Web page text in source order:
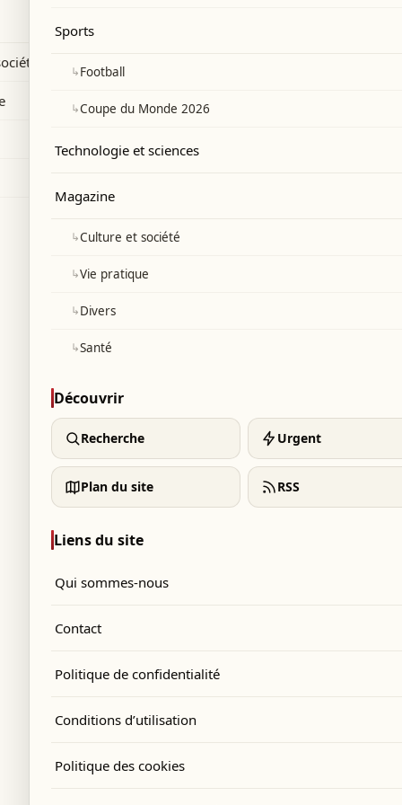
Messi lors du Mondial 2026.
Sports
↳Football
↳Coupe du Monde 2026
Technologie et sciences
Magazine
↳Culture et société
↳Vie pratique
↳Divers
↳Santé
Découvrir
Recherche Urgent
Plan du site RSS
Liens du site
Qui sommes-nous
Contact
Politique de confidentialité
Conditions d’utilisation
Politique des cookies